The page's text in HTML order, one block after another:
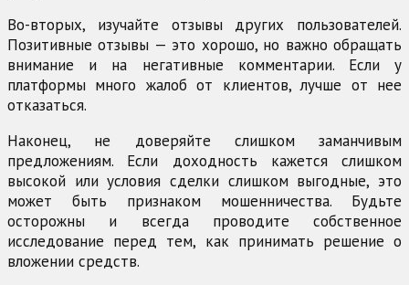
Во-вторых, изучайте отзывы других пользователей.
Позитивные отзывы — это хорошо, но важно обращать
внимание и на негативные комментарии. Если у
платформы много жалоб от клиентов, лучше от нее
отказаться.
Наконец, не доверяйте слишком заманчивым
предложениям. Если доходность кажется слишком
высокой или условия сделки слишком выгодные, это
может быть признаком мошенничества. Будьте
осторожны и всегда проводите собственное
исследование перед тем, как принимать решение о
вложении средств.